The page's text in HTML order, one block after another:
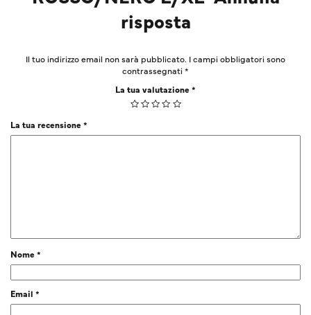
risposta
Il tuo indirizzo email non sarà pubblicato. I campi obbligatori sono
contrassegnati*
La tua valutazione*
La tua recensione*
Nome*
Email *